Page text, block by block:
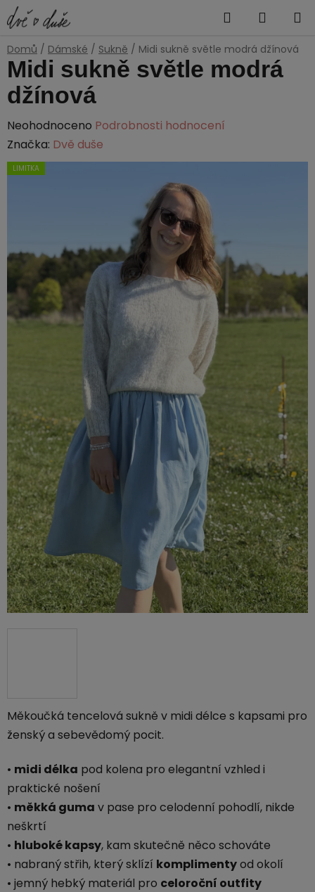
Přejít
na
Hledat
Domů / Dámské / Sukně / Midi sukně světle modrá džínová
Měkoučká tencelová sukně v midi délce s kapsami pro
ženský a sebevědomý pocit.
• midi délka pod kolena pro elegantní vzhled i
praktické nošení
• měkká guma v pase pro celodenní pohodlí, nikde
neškrtí
• hluboké kapsy, kam skutečně něco schováte
• nabraný střih, který sklízí komplimentyod okolí
• jemný hebký materiál pro celoroční outfity
Midi sukně světle modrá
džínová
Průměrné
hodnocení
produktu
hvězdiček.
Neohodnoceno Podrobnosti hodnocení
Značka: Dvě duše
LIMITKA